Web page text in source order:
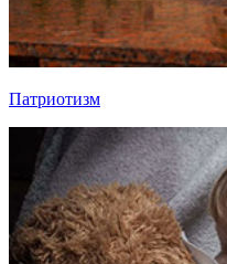
Патриотизм